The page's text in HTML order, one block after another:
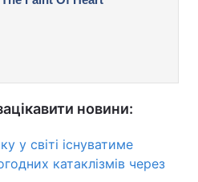
новини:
у світі існуватиме
катаклізмів через